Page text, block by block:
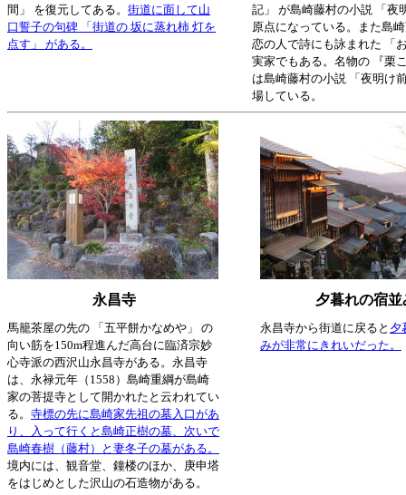
間」 を復元してある。 街道に面して山
口誓子の句碑 「街道の 坂に蒸れ柿 灯を
点す」 がある。
記」 が島崎藤村の小説 「夜
原点になっている。また島
恋の人で詩にも詠まれた 「
実家でもある。名物の 『栗
は島崎藤村の小説 「夜明け
場している。
永昌寺 夕暮れの宿並
馬籠茶屋の先の 「五平餅かなめや」 の
向い筋を150m程進んだ高台に臨済宗妙
心寺派の西沢山永昌寺がある。永昌寺
は、永禄元年（1558）島崎重綱が島崎
家の菩提寺として開かれたと云われてい
る。 寺標の先に島崎家先祖の墓入口があ
り、入って行くと島崎正樹の墓、次いで
島崎春樹（藤村）と妻冬子の墓がある。
境内には、観音堂、鐘楼のほか、庚申塔
をはじめとした沢山の石造物がある。
永昌寺から街道に戻ると 夕
みが非常にきれいだった。